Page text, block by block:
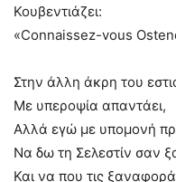
Κουβεντιάζει:
«Connaissez-vous
Στην άλλη άκρη του
Με υπεροψία απαντάει,
Αλλά εγώ με υπομονή
Να δω τη Σελεστίν σαν
Και να που τις